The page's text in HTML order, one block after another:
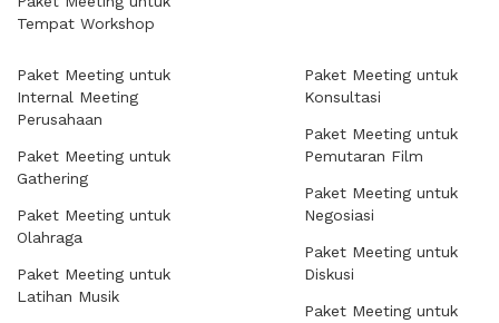
Tempat Workshop
Paket Meeting untuk
Internal Meeting
Perusahaan
Paket Meeting untuk
Gathering
Paket Meeting untuk
Olahraga
Paket Meeting untuk
Latihan Musik
Paket Meeting untuk
Konsultasi
Paket Meeting untuk
Pemutaran Film
Paket Meeting untuk
Negosiasi
Paket Meeting untuk
Diskusi
Paket Meeting untuk